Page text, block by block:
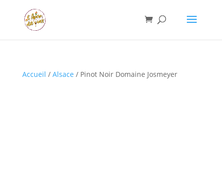
Accueil / Alsace / Pinot Noir Domaine Josmeyer